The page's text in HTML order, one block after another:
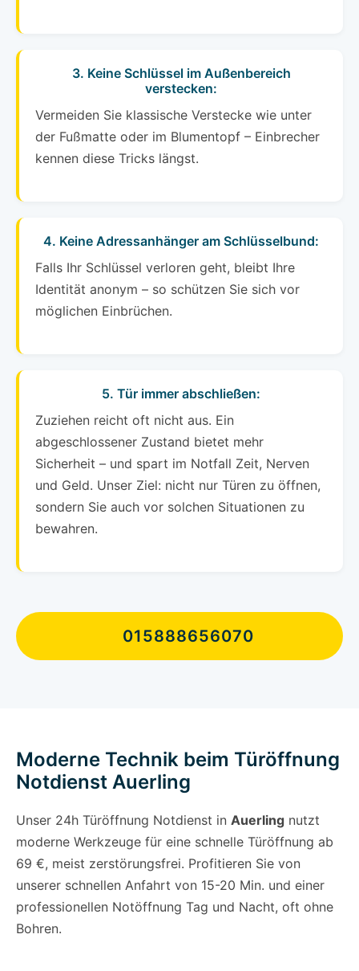
3. Keine Schlüssel im Außenbereich
verstecken:
Vermeiden Sie klassische Verstecke wie unter
der Fußmatte oder im Blumentopf – Einbrecher
kennen diese Tricks längst.
4. Keine Adressanhänger am Schlüsselbund:
Falls Ihr Schlüssel verloren geht, bleibt Ihre
Identität anonym – so schützen Sie sich vor
möglichen Einbrüchen.
5. Tür immer abschließen:
Zuziehen reicht oft nicht aus. Ein
abgeschlossener Zustand bietet mehr
Sicherheit – und spart im Notfall Zeit, Nerven
und Geld. Unser Ziel: nicht nur Türen zu öffnen,
sondern Sie auch vor solchen Situationen zu
bewahren.
015888656070
Moderne Technik beim Türöffnung
Notdienst Auerling
Unser 24h Türöffnung Notdienst in Auerling nutzt
moderne Werkzeuge für eine schnelle Türöffnung ab
69 €, meist zerstörungsfrei. Profitieren Sie von
unserer schnellen Anfahrt von 15-20 Min. und einer
professionellen Notöffnung Tag und Nacht, oft ohne
Bohren.